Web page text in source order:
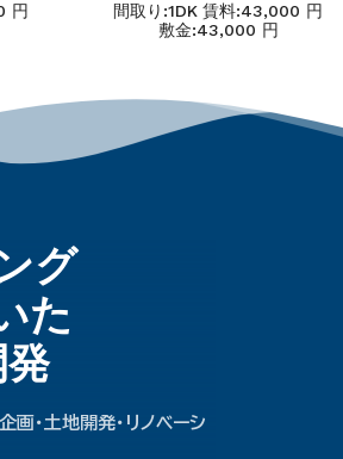
円 間取り:1DK 賃料:43,000 円
敷金:43,000 円
グ
た
画･土地開発･リノベーシ